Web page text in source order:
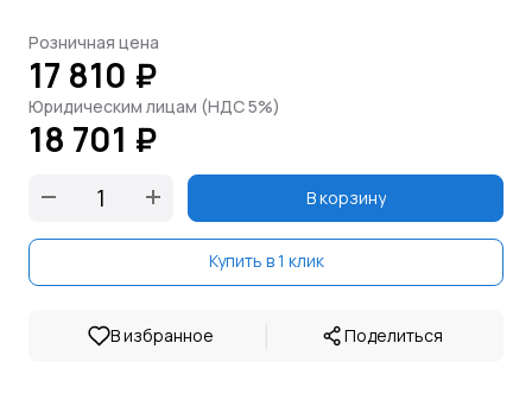
Розничная цена
17 810 ₽
Юридическим лицам (НДС 5%)
18 701 ₽
В корзину
Купить в 1 клик
В избранное | Поделиться